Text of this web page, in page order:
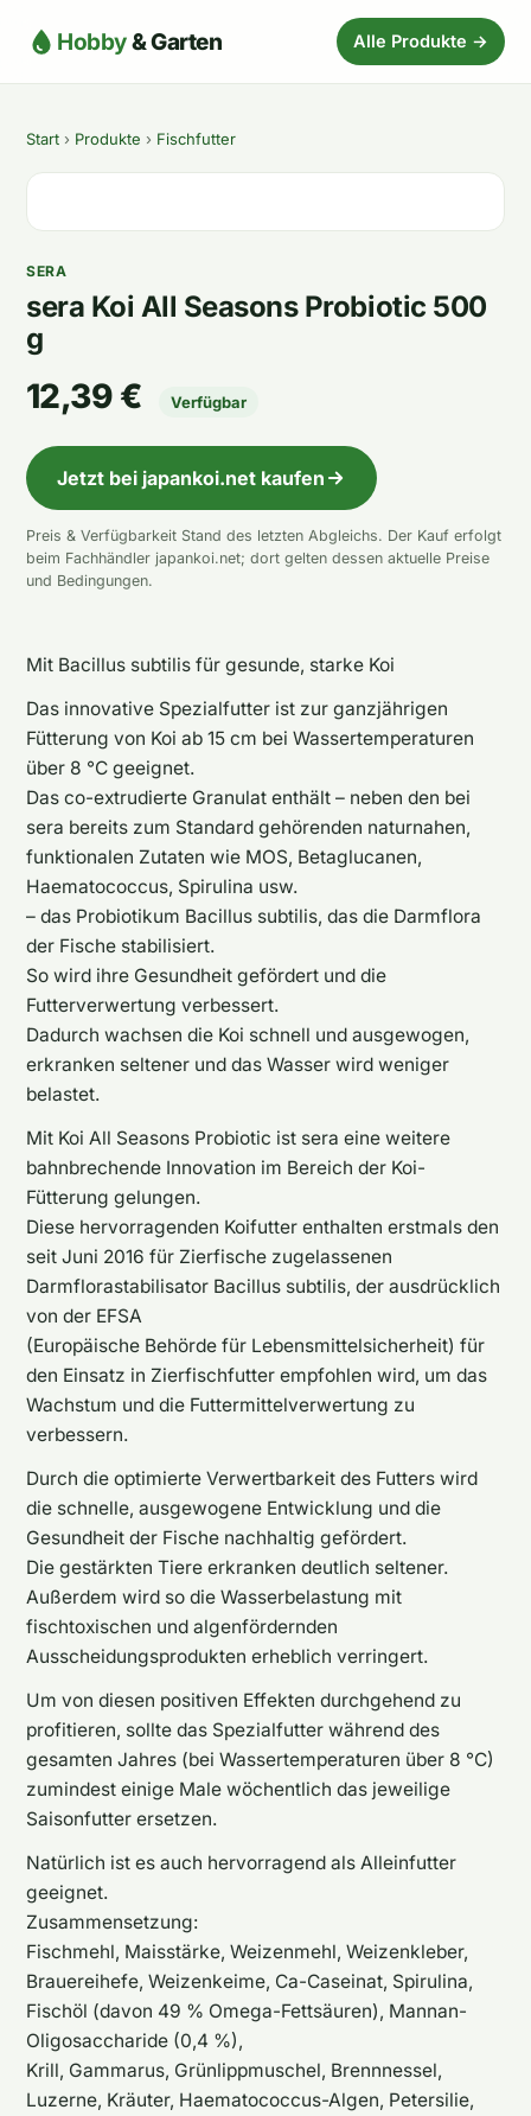
Hobby& Garten Alle Produkte →
Start › Produkte › Fischfutter
SERA
sera Koi All Seasons Probiotic 500
g
12,39 € Verfügbar
Jetzt bei japankoi.net kaufen
Preis & Verfügbarkeit Stand des letzten Abgleichs. Der Kauf erfolgt
beim Fachhändler japankoi.net; dort gelten dessen aktuelle Preise
und Bedingungen.
Mit Bacillus subtilis für gesunde, starke Koi
Das innovative Spezialfutter ist zur ganzjährigen
Fütterung von Koi ab 15 cm bei Wassertemperaturen
über 8 °C geeignet.
Das co-extrudierte Granulat enthält – neben den bei
sera bereits zum Standard gehörenden naturnahen,
funktionalen Zutaten wie MOS, Betaglucanen,
Haematococcus, Spirulina usw.
– das Probiotikum Bacillus subtilis, das die Darmflora
der Fische stabilisiert.
So wird ihre Gesundheit gefördert und die
Futterverwertung verbessert.
Dadurch wachsen die Koi schnell und ausgewogen,
erkranken seltener und das Wasser wird weniger
belastet.
Mit Koi All Seasons Probiotic ist sera eine weitere
bahnbrechende Innovation im Bereich der Koi-
Fütterung gelungen.
Diese hervorragenden Koifutter enthalten erstmals den
seit Juni 2016 für Zierfische zugelassenen
Darmflorastabilisator Bacillus subtilis, der ausdrücklich
von der EFSA
(Europäische Behörde für Lebensmittelsicherheit) für
den Einsatz in Zierfischfutter empfohlen wird, um das
Wachstum und die Futtermittelverwertung zu
verbessern.
Durch die optimierte Verwertbarkeit des Futters wird
die schnelle, ausgewogene Entwicklung und die
Gesundheit der Fische nachhaltig gefördert.
Die gestärkten Tiere erkranken deutlich seltener.
Außerdem wird so die Wasserbelastung mit
fischtoxischen und algenfördernden
Ausscheidungsprodukten erheblich verringert.
Um von diesen positiven Effekten durchgehend zu
profitieren, sollte das Spezialfutter während des
gesamten Jahres (bei Wassertemperaturen über 8 °C)
zumindest einige Male wöchentlich das jeweilige
Saisonfutter ersetzen.
Natürlich ist es auch hervorragend als Alleinfutter
geeignet.
Zusammensetzung:
Fischmehl, Maisstärke, Weizenmehl, Weizenkleber,
Brauereihefe, Weizenkeime, Ca-Caseinat, Spirulina,
Fischöl (davon 49 % Omega-Fettsäuren), Mannan-
Oligosaccharide (0,4 %),
Krill, Gammarus, Grünlippmuschel, Brennnessel,
Luzerne, Kräuter, Haematococcus-Algen, Petersilie,